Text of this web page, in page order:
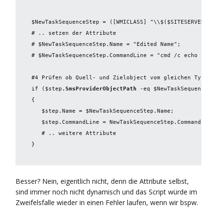
$NewTaskSequenceStep =
([WMICLASS]
# .. setzen der Attribute
# $NewTaskSequenceStep.Name = "Edited Name";
# $NewTaskSequenceStep.CommandLine = "cmd /c
#4 Prüfen ob Quell- und Zielobject vom gleichen Typ sind
if ($step .SmsProviderObjectPath -eq
{
   $step.Name = $NewTaskSequenceStep.Name;
   $step.CommandLine =
}
Besser? Nein, eigentlich nicht, denn die Attribute selbst,
sind immer noch nicht dynamisch und das Script würde im
Zweifelsfalle wieder in einen Fehler laufen, wenn wir bspw.